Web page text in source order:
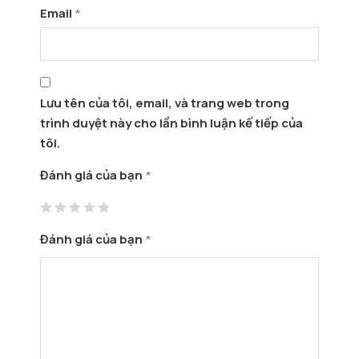
Email *
Lưu tên của tôi, email, và trang web trong
trình duyệt này cho lần bình luận kế tiếp của
tôi.
Đánh giá của bạn *
Đánh giá của bạn *